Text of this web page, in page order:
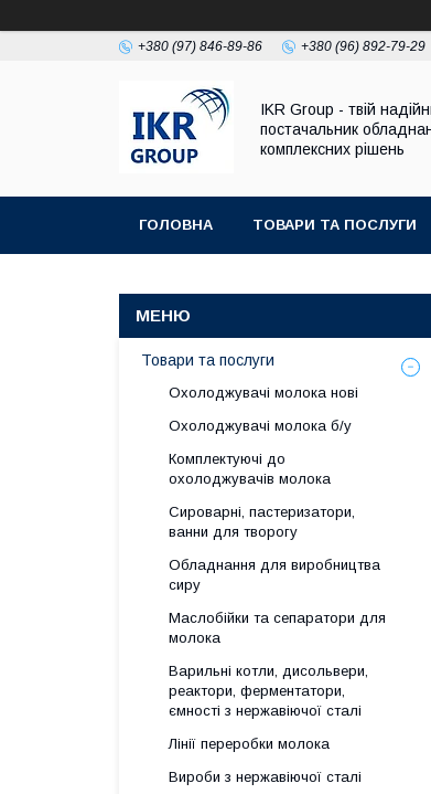
+380 (97) 846-89-86 +380 (96) 892-79-29
IKR Group - твій
постачальник
комплексних рішень
ГОЛОВНА ТОВАРИ ТА ПОСЛУГИ
Товари та послуги
Охолоджувачі молока нові
Охолоджувачі молока б/у
Комплектуючі до
охолоджувачів молока
Сироварні, пастеризатори,
ванни для творогу
Обладнання для виробництва
сиру
Маслобійки та сепаратори для
молока
Варильні котли, дисольвери,
реактори, ферментатори,
ємності з нержавіючої сталі
Лінії переробки молока
Вироби з нержавіючої сталі